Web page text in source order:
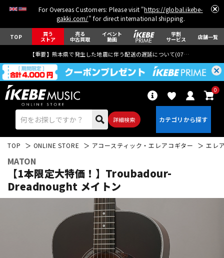
For Overseas Customers: Please visit "https://global.ikebe-
gakki.com/" for direct international shipping.
TOP 買う
ストア
売る
中古買取
イベント
動画
学割
サービス 店舗一覧
【重要】熊本県で発生した地震に伴う配送の遅延について(07月29日
詳細検索
0
ベース ウクレレ
TOP ONLINE STORE アコースティック・エレアコギター エレ
MATON
【1本限定大特価！】Troubadour-
Dreadnought メイトン